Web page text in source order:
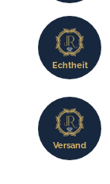
Echtheit
Versand